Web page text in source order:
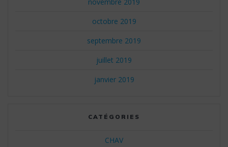
octobre 2019
septembre 2019
juillet 2019
janvier 2019
CATÉGORIES
CHAV